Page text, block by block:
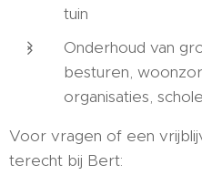
tuin
Onderhoud van
besturen,
organisaties,
Voor vragen of een
terecht bij Bert: